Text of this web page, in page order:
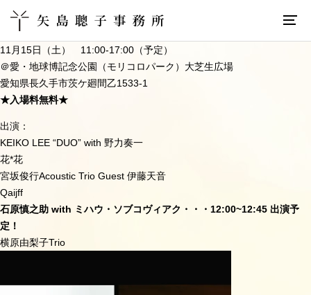
11月15日（土） 11:00-17:00（予定）
＠愛・地球博記念公園（モリコロパーク）大芝生広場
愛知県長久手市茨ケ廻間乙1533-1
★入場料無料★
出演：
KEIKO LEE “DUO” with 野力奏一
花*花
宮坂俊行Acoustic Trio Guest 伊藤天音
Qaijff
石原慎之助 with ミハウ・ソブコヴィアク・・・12:00~12:45 出演予
定！
横原由梨子Trio